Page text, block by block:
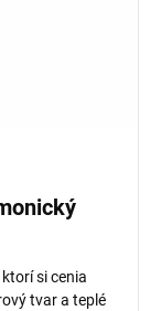
si cenia
tvar a teplé